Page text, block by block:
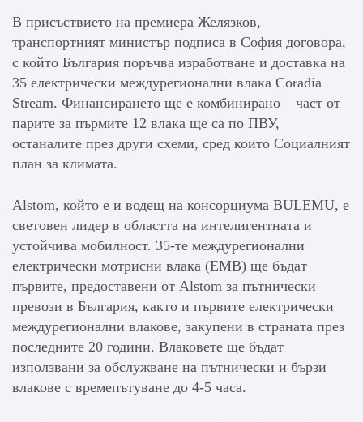
В присъствието на премиера Желязков,
транспортният министър подписа в София договора,
с който България поръчва изработване и доставка на
35 електрически междурегионални влака Coradia
Stream. Финансирането ще е комбинирано – част от
парите за пърмите 12 влака ще са по ПВУ,
останалите през други схеми, сред които Социалният
план за климата.
Alstom, който е и водещ на консорциума BULEMU, е
световен лидер в областта на интелигентната и
устойчива мобилност. 35-те междурегионални
електрически мотрисни влака (ЕМВ) ще бъдат
първите, предоставени от Alstom за пътнически
превози в България, както и първите електрически
междурегионални влакове, закупени в страната през
последните 20 години. Влаковете ще бъдат
използвани за обслужване на пътнически и бързи
влакове с времепътуване до 4-5 часа.